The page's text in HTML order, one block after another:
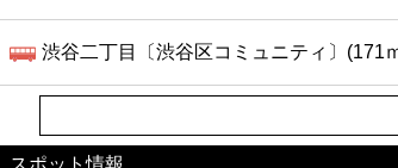
渋谷二丁目〔渋谷区コミュニティ〕(171
スポット情報